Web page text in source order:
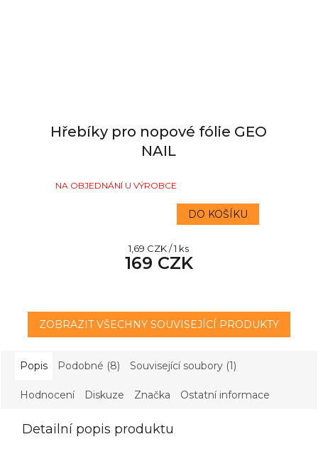
Hřebíky pro nopové fólie GEO
NAIL
NA OBJEDNÁNÍ U VÝROBCE
169 CZK
Měrná
cena:
1,69 CZK / 1 ks
DO KOŠÍKU
ZOBRAZIT VŠECHNY SOUVISEJÍCÍ PRODUKTY
Popis Podobné (8) Související soubory (1)
Hodnocení Diskuze Značka Ostatní informace
Detailní popis produktu